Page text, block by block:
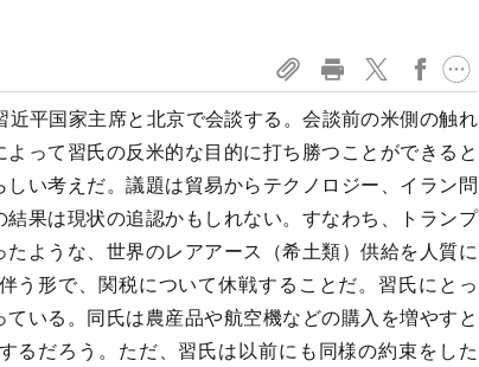
平国家主席と北京で会談する。会談前の米側の触れ
って習氏の反米的な目的に打ち勝つことができると
い考えだ。議題は貿易からテクノロジー、イラン問
果は現状の追認かもしれない。すなわち、トランプ
ような、世界のレアアース（希土類）供給を人質に
う形で、関税について休戦することだ。習氏にとっ
いる。同氏は農産品や航空機などの購入を増やすと
るだろう。ただ、習氏は以前にも同様の約束をした